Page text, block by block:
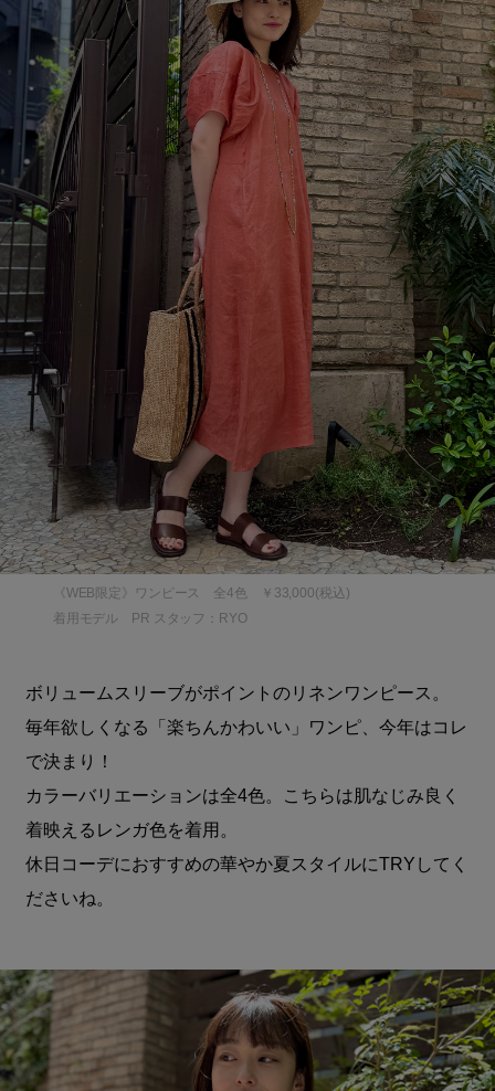
《WEB限定》ワンピース 全4色 ￥33,000(税込)
着用モデル PR スタッフ：RYO
ボリュームスリーブがポイントのリネンワンピース。
毎年欲しくなる「楽ちんかわいい」ワンピ、今年はコレ
で決まり！
カラーバリエーションは全4色。こちらは肌なじみ良く
着映えるレンガ色を着用。
休日コーデにおすすめの華やか夏スタイルにTRYしてく
ださいね。